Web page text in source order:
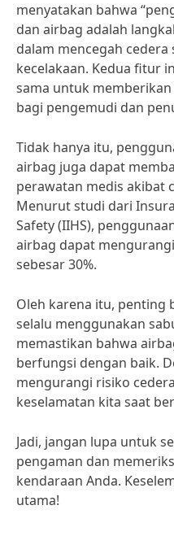
menyatakan bahwa
dan airbag adalah
dalam mencegah
kecelakaan. Kedua fitur
sama untuk
bagi pengemudi dan
Tidak hanya itu,
airbag juga dapat
perawatan medis akibat
Menurut studi dari
Safety (IIHS),
airbag dapat
sebesar 30%.
Oleh karena itu, penting
selalu menggunakan
memastikan bahwa
berfungsi dengan baik.
mengurangi risiko
keselamatan kita saat
Jadi, jangan lupa untuk
pengaman dan
kendaraan Anda.
utama!